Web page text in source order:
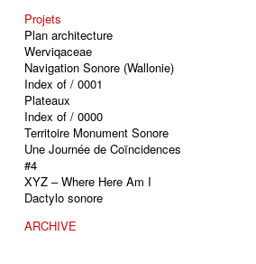
Projets
Plan architecture
Werviqaceae
Navigation Sonore (Wallonie)
Index of / 0001
Plateaux
Index of / 0000
Territoire Monument Sonore
Une Journée de Coïncidences
#4
XYZ – Where Here Am I
Dactylo sonore
ARCHIVE